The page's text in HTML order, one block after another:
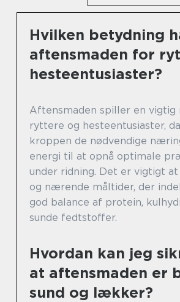
Hvilken betydning
aftensmaden for
hesteentusiaster?
Aftensmaden spiller en
ryttere og hesteentusiaster,
kroppen de nødvendige
energi til at opnå optimale
under ridning. Det er vigtigt
og nærende måltider, der
god balance af protein,
sunde fedtstoffer.
Hvordan kan jeg
at aftensmaden er
sund og lækker?